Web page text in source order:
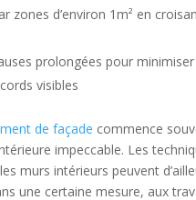
zones d’environ 1m² en
prolongées pour minimiser
visibles
de façade commence
impeccable. Les
murs intérieurs peuvent
une certaine mesure, aux